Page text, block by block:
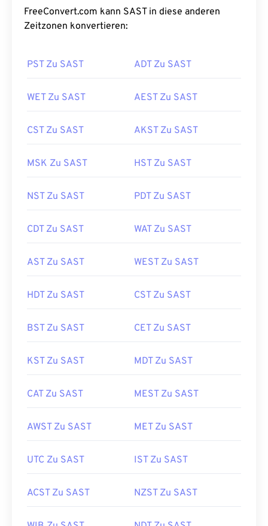
FreeConvert.com kann SAST in diese anderen
Zeitzonen konvertieren:
PST Zu SAST ADT Zu SAST
WET Zu SAST AEST Zu SAST
CST Zu SAST AKST Zu SAST
MSK Zu SAST HST Zu SAST
NST Zu SAST PDT Zu SAST
CDT Zu SAST WAT Zu SAST
AST Zu SAST WEST Zu SAST
HDT Zu SAST CST Zu SAST
BST Zu SAST CET Zu SAST
KST Zu SAST MDT Zu SAST
CAT Zu SAST MEST Zu SAST
AWST Zu SAST MET Zu SAST
UTC Zu SAST IST Zu SAST
ACST Zu SAST NZST Zu SAST